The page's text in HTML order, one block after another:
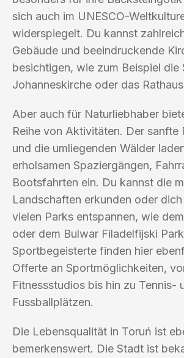
sich auch im UNESCO-
widerspiegelt. Du kannst
Gebäude und beeindruckende
besichtigen, wie zum Beispiel die
Johanneskirche oder das
Aber auch für Naturliebhaber
Reihe von Aktivitäten. Der sanfte
und die umliegenden Wälder
erholsamen Spaziergängen,
Bootsfahrten ein. Du kannst die
Landschaften erkunden oder
vielen Parks entspannen, wie
oder dem Bulwar Filadelfijski
Sportbegeisterte finden hier
Offerte an Sportmöglichkeiten,
Fitnessstudios bis hin zu Tennis-
Fussballplätzen.
Die Lebensqualität in Toruń ist
bemerkenswert. Die Stadt ist